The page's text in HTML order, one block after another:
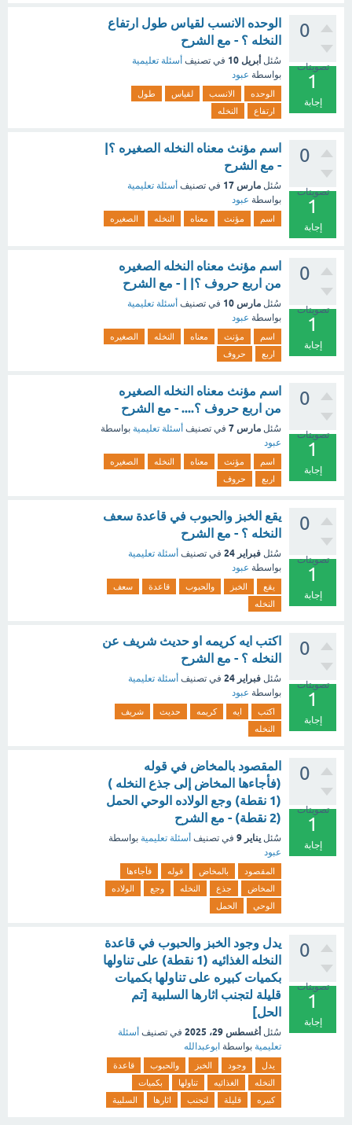
0
تصويتات
1
إجابة
الوحده الانسب لقياس طول ارتفاع
النخله ؟ - مع الشرح
سُئل أبريل 10 في تصنيف أسئلة تعليمية
بواسطة عبود
الوحده الانسب لقياس
طول
ارتفاع
النخله
0
تصويتات
1
إجابة
اسم مؤنث معناه النخله الصغيره ؟|
- مع الشرح
سُئل مارس 17 في تصنيف أسئلة تعليمية
بواسطة عبود
اسم مؤنث معناه النخله الصغيره
0
تصويتات
1
إجابة
اسم مؤنث معناه النخله الصغيره
من اربع حروف ؟| | - مع الشرح
سُئل مارس 10 في تصنيف أسئلة تعليمية
بواسطة عبود
اسم مؤنث معناه النخله
الصغيره
اربع
حروف
0
تصويتات
1
إجابة
اسم مؤنث معناه النخله الصغيره
من اربع حروف ؟.... - مع الشرح
سُئل مارس 7 في تصنيف أسئلة تعليمية بواسطة
عبود
اسم مؤنث معناه النخله
الصغيره
اربع
حروف
0
تصويتات
1
إجابة
يقع الخبز والحبوب في قاعدة سعف
النخله ؟ - مع الشرح
سُئل فبراير 24 في تصنيف أسئلة تعليمية
بواسطة عبود
يقع الخبز والحبوب قاعدة
سعف
النخله
0
تصويتات
1
إجابة
اكتب ايه كريمه او حديث شريف عن
النخله ؟ - مع الشرح
سُئل فبراير 24 في تصنيف أسئلة تعليمية
بواسطة عبود
اكتب ايه كريمه حديث
شريف
النخله
0
تصويتات
1
إجابة
المقصود بالمخاض في قوله
(فأجاءها المخاض إلى جذع النخله )
(1 نقطة) وجع الولاده الوحي الحمل
(2 نقطة) - مع الشرح
سُئل يناير 9 في تصنيف أسئلة تعليمية بواسطة
عبود
المقصود بالمخاض قوله
فأجاءها
المخاض
جذع النخله وجع
الولاده
الوحي
الحمل
0
تصويتات
1
إجابة
يدل وجود الخبز والحبوب في قاعدة
النخله الغذائيه (1 نقطة) على تناولها
بكميات كبيره على تناولها بكميات
قليلة لتجنب اثارها السلبية [تم
الحل]
سُئل أغسطس 29، 2025 في تصنيف أسئلة
تعليمية بواسطة ابوعبدالله
يدل وجود الخبز والحبوب
قاعدة
النخله
الغذائيه تناولها
بكميات
كبيره
قليلة لتجنب اثارها السلبية